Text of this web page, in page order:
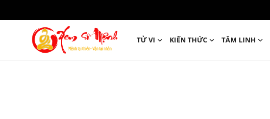
TỬ VI KIẾN THỨC TÂM LINH